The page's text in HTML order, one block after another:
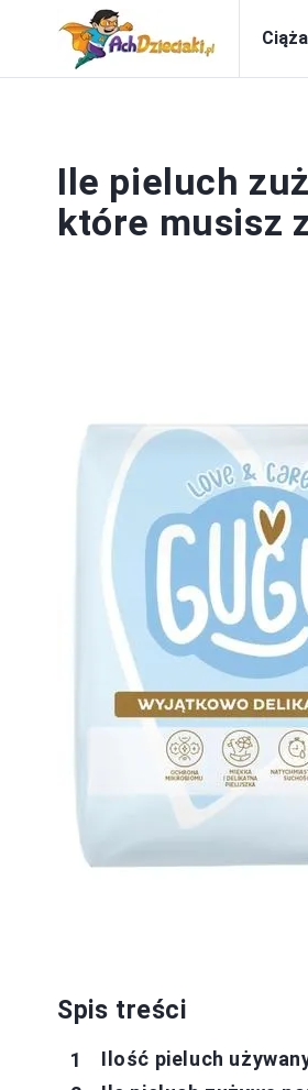
Ciąża
Ile pieluch
które musisz
Spis treści
Ilość pieluch